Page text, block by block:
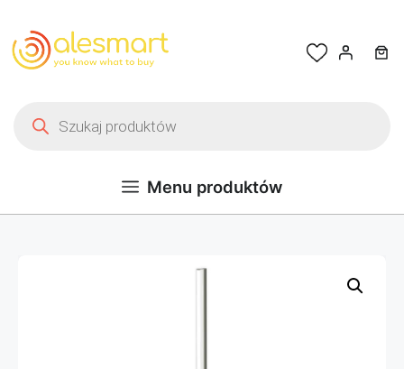
Menu produktów